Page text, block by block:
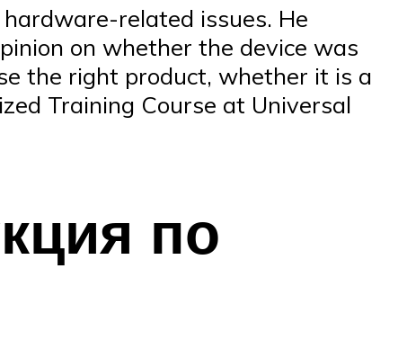
related issues. He
on whether the device was
the right product, whether it is a
Training Course at Universal
по